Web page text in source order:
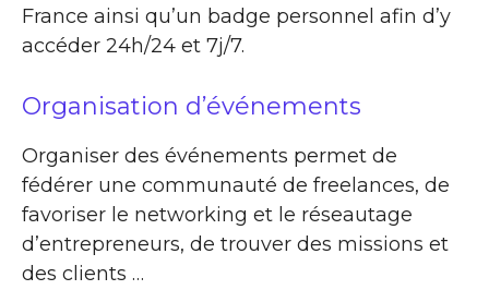
France ainsi qu’un badge personnel afin d’y
accéder 24h/24 et 7j/7.
Organisation d’événements
Organiser des événements permet de
fédérer une communauté de freelances, de
favoriser le networking et le réseautage
d’entrepreneurs, de trouver des missions et
des clients …